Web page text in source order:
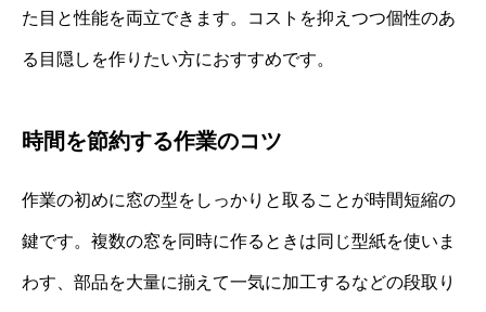
た目と性能を両立できます。コストを抑えつつ個性のあ
る目隠しを作りたい方におすすめです。
時間を節約する作業のコツ
作業の初めに窓の型をしっかりと取ることが時間短縮の
鍵です。複数の窓を同時に作るときは同じ型紙を使いま
わす、部品を大量に揃えて一気に加工するなどの段取り